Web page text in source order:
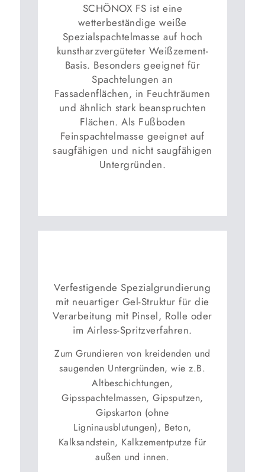
SCHÖNOX FS ist eine
wetterbeständige weiße
Spezialspachtelmasse auf hoch
kunstharzvergüteter Weißzement-
Basis. Besonders geeignet für
Spachtelungen an
Fassadenflächen, in Feuchträumen
und ähnlich stark beanspruchten
Flächen. Als Fußboden
Feinspachtelmasse geeignet auf
saugfähigen und nicht saugfähigen
Untergründen.
Verfestigende Spezialgrundierung
mit neuartiger Gel-Struktur für die
Verarbeitung mit Pinsel, Rolle oder
im Airless-Spritzverfahren.
Zum Grundieren von kreidenden und
saugenden Untergründen, wie z.B.
Altbeschichtungen,
Gipsspachtelmassen, Gipsputzen,
Gipskarton (ohne
Ligninausblutungen), Beton,
Kalksandstein, Kalkzementputze für
außen und innen.